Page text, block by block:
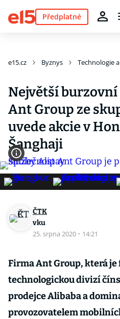
Předplatné
e15.cz Byznys Technologie
Největší burzovní
Ant Group ze
uvede akcie v
Šanghaji
ČTK
vku
25. srpna 2020 · 14:21
Firma Ant Group, která
technologickou divizí
prodejce Alibaba a
provozovatelem